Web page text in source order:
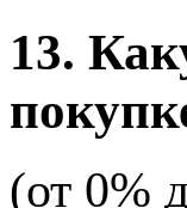
13.
(от 0%